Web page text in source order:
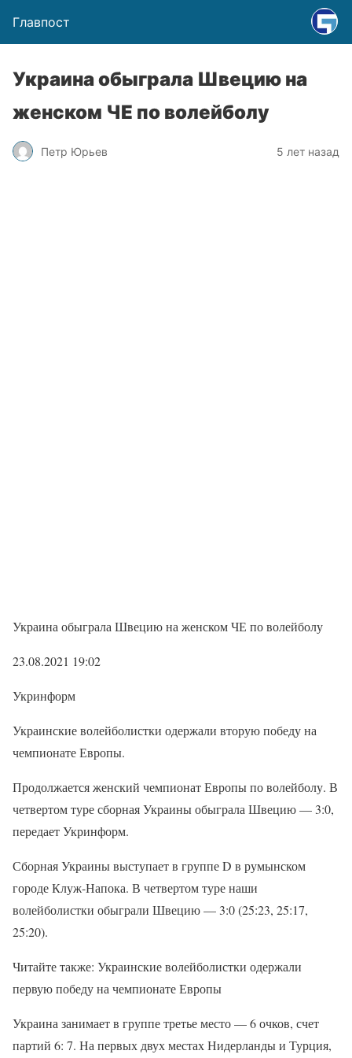
Главпост
Украина обыграла Швецию на
женском ЧЕ по волейболу
Петр Юрьев 5 лет назад
Украина обыграла Швецию на женском ЧЕ по волейболу
23.08.2021 19:02
Укринформ
Украинские волейболистки одержали вторую победу на
чемпионате Европы.
Продолжается женский чемпионат Европы по волейболу. В
четвертом туре сборная Украины обыграла Швецию — 3:0,
передает Укринформ.
Сборная Украины выступает в группе D в румынском
городе Клуж-Напока. В четвертом туре наши
волейболистки обыграли Швецию — 3:0 (25:23, 25:17,
25:20).
Читайте также: Украинские волейболистки одержали
первую победу на чемпионате Европы
Украина занимает в группе третье место — 6 очков, счет
партий 6: 7. На первых двух местах Нидерланды и Турция,